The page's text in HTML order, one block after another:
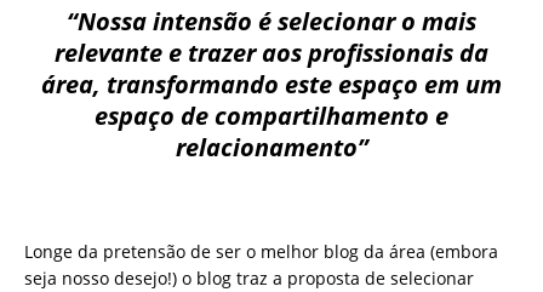
“Nossa intensão é selecionar o mais
relevante e trazer aos profissionais da
área, transformando este espaço em um
espaço de compartilhamento e
relacionamento”
Longe da pretensão de ser o melhor blog da área (embora
seja nosso desejo!) o blog traz a proposta de selecionar